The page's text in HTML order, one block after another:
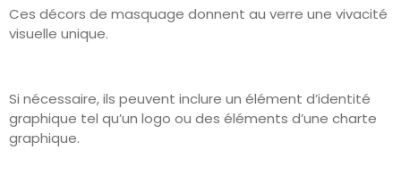
Ces décors de masquage donnent au verre une vivacité
visuelle unique.
Si nécessaire, ils peuvent inclure un élément d’identité
graphique tel qu’un logo ou des éléments d’une charte
graphique.